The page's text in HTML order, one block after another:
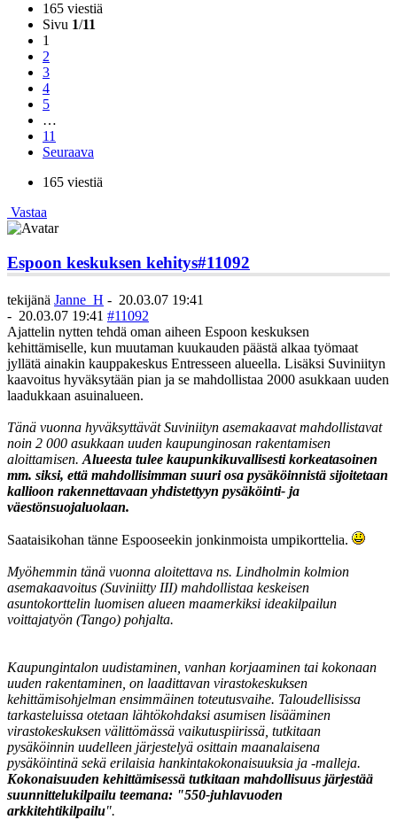
165 viestiä
Sivu 1/11
1
2
3
4
5
…
11
Seuraava
165 viestiä
Vastaa
Espoon keskuksen kehitys#11092
tekijänä Janne_H - 20.03.07 19:41
- 20.03.07 19:41 #11092
Ajattelin nytten tehdä oman aiheen Espoon keskuksen
kehittämiselle, kun muutaman kuukauden päästä alkaa työmaat
jyllätä ainakin kauppakeskus Entresseen alueella. Lisäksi Suviniityn
kaavoitus hyväksytään pian ja se mahdollistaa 2000 asukkaan uuden
laadukkaan asuinalueen.
Tänä vuonna hyväksyttävät Suviniityn asemakaavat mahdollistavat
noin 2 000 asukkaan uuden kaupunginosan rakentamisen
aloittamisen.Alueesta tulee kaupunkikuvallisesti korkeatasoinen
mm. siksi, että mahdollisimman suuri osa pysäköinnistä sijoitetaan
kallioon rakennettavaan yhdistettyyn pysäköinti- ja
väestönsuojaluolaan.
Saataisikohan tänne Espooseekin jonkinmoista umpikorttelia.
Myöhemmin tänä vuonna aloitettava ns. Lindholmin kolmion
asemakaavoitus (Suviniitty III) mahdollistaa keskeisen
asuntokorttelin luomisen alueen maamerkiksi ideakilpailun
voittajatyön (Tango) pohjalta.
Kaupungintalon uudistaminen, vanhan korjaaminen tai kokonaan
uuden rakentaminen, on laadittavan virastokeskuksen
kehittämisohjelman ensimmäinen toteutusvaihe. Taloudellisissa
tarkasteluissa otetaan lähtökohdaksi asumisen lisääminen
virastokeskuksen välittömässä vaikutuspiirissä, tutkitaan
pysäköinnin uudelleen järjestelyä osittain maanalaisena
pysäköintinä sekä erilaisia hankintakokonaisuuksia ja -malleja.
Kokonaisuuden kehittämisessä tutkitaan mahdollisuus järjestää
suunnittelukilpailu teemana: "550-juhlavuoden
arkkitehtikilpailu".